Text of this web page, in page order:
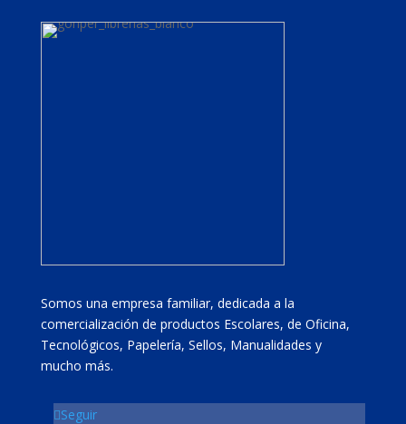
Somos una empresa familiar, dedicada a la
comercialización de productos Escolares, de Oficina,
Tecnológicos, Papelería, Sellos, Manualidades y
mucho más.
Seguir